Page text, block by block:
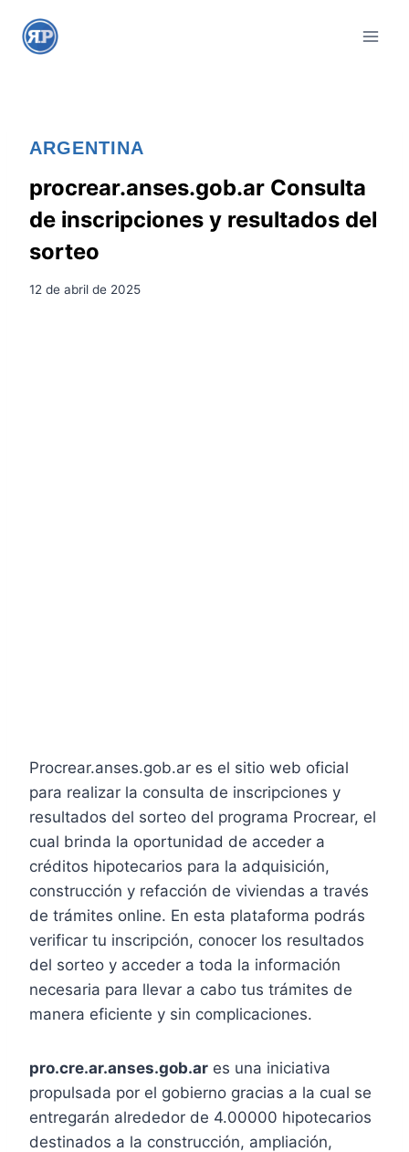
ARGENTINA
procrear.anses.gob.ar Consulta
de inscripciones y resultados del
sorteo
12 de abril de 2025
Procrear.anses.gob.ar es el sitio web oficial
para realizar la consulta de inscripciones y
resultados del sorteo del programa Procrear, el
cual brinda la oportunidad de acceder a
créditos hipotecarios para la adquisición,
construcción y refacción de viviendas a través
de trámites online. En esta plataforma podrás
verificar tu inscripción, conocer los resultados
del sorteo y acceder a toda la información
necesaria para llevar a cabo tus trámites de
manera eficiente y sin complicaciones.
pro.cre.ar.anses.gob.ar es una iniciativa
propulsada por el gobierno gracias a la cual se
entregarán alrededor de 4.00000 hipotecarios
destinados a la construcción, ampliación,